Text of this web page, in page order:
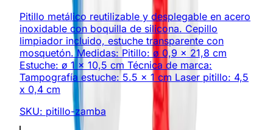
Pitillo metálico reutilizable y desplegable en acero
inoxidable con boquilla de silicona. Cepillo
limpiador incluido, estuche transparente con
mosquetón. Medidas: Pitillo: ø 0,9 x 21,8 cm
Estuche: ø 1 x 10,5 cm Técnica de marca:
Tampografía estuche: 5.5 x 1 cm Laser pitillo: 4,5
x 0,4 cm
SKU: pitillo-zamba